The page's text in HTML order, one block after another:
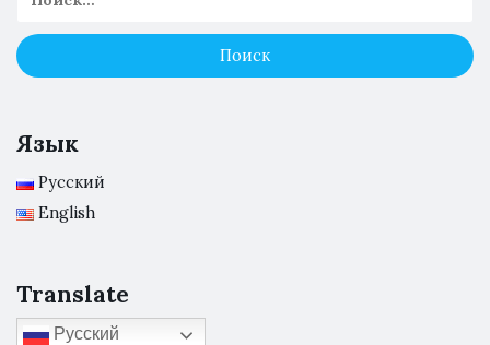
Язык
Русский
English
Translate
Русский